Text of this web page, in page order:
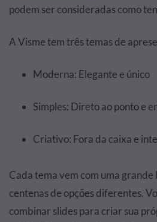
podem ser consideradas como
A Visme tem três temas de
Moderna: Elegante e único
Simples: Direto ao ponto e
Criativo: Fora da caixa e
Cada tema vem com uma
centenas de opções diferentes.
combinar slides para criar sua